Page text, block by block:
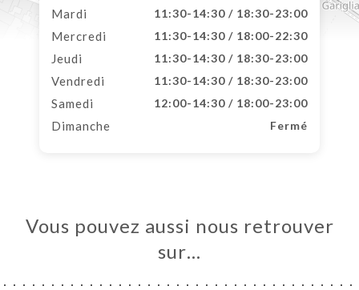
Mardi 11:30-14:30 / 18:30-23:00
Mercredi 11:30-14:30 / 18:00-22:30
Jeudi 11:30-14:30 / 18:30-23:00
Vendredi 11:30-14:30 / 18:30-23:00
Samedi 12:00-14:30 / 18:00-23:00
Dimanche Fermé
Vous pouvez aussi nous retrouver
sur…